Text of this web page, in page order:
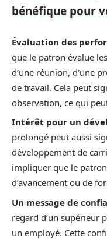
bénéfique pour
Évaluation des
que le patron évalue
d’une réunion, d’une
de travail. Cela peut
observation, ce qui
Intérêt pour un
prolongé peut aussi
développement de
impliquer que le
d’avancement ou de
Un message de
regard d’un supérieur
un employé. Cette